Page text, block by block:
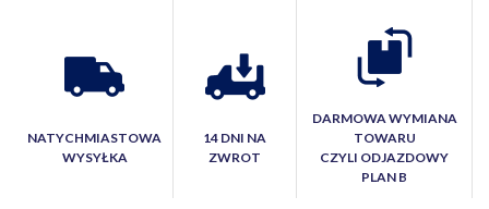
NATYCHMIASTOWA
WYSYŁKA
14 DNI NA
ZWROT
DARMOWA WYMIANA
TOWARU
CZYLI ODJAZDOWY
PLAN B